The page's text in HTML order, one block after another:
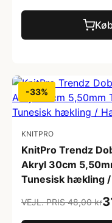
-33%
KNITPRO
KnitPro Trendz
Akryl 30cm
Tunesisk hækling /
VEJL. PRIS 48,00 kr